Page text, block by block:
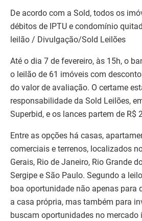
De acordo com a Sold, todos os
débitos de IPTU e condomínio
leilão / Divulgação/Sold Leilões
Até o dia 7 de fevereiro, às 15h, o
o leilão de 61 imóveis com
do valor de avaliação. O certame
responsabilidade da Sold Leilões,
Superbid, e os lances partem de R$
Entre as opções há casas,
comerciais e terrenos, localizados
Gerais, Rio de Janeiro, Rio Grande
Sergipe e São Paulo. Segundo a
boa oportunidade não apenas para
a casa própria, mas também para
buscam oportunidades no mercado